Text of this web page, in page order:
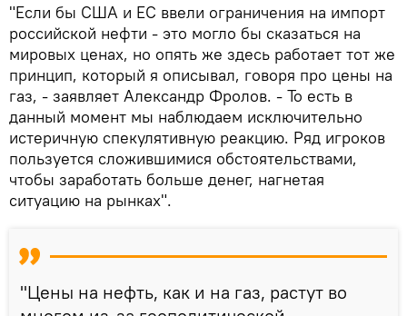
"Если бы США и ЕС ввели ограничения на импорт
российской нефти - это могло бы сказаться на
мировых ценах, но опять же здесь работает тот же
принцип, который я описывал, говоря про цены на
газ, - заявляет Александр Фролов. - То есть в
данный момент мы наблюдаем исключительно
истеричную спекулятивную реакцию. Ряд игроков
пользуется сложившимися обстоятельствами,
чтобы заработать больше денег, нагнетая
ситуацию на рынках".
"Цены на нефть, как и на газ, растут во